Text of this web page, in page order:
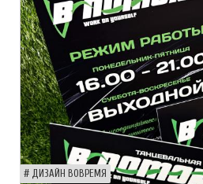
ДИЗАЙН ВОВРЕМЯ